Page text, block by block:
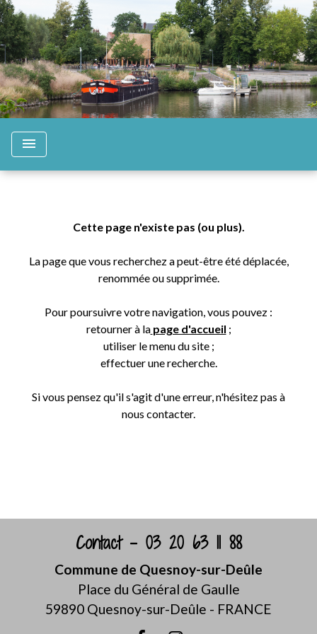
menu
Cette page n'existe pas (ou plus).
La page que vous recherchez a peut-être été déplacée,
renommée ou supprimée.
Pour poursuivre votre navigation, vous pouvez :
retourner à la page d'accueil ;
utiliser le menu du site ;
effectuer une recherche.
Si vous pensez qu'il s'agit d'une erreur, n'hésitez pas à
nous contacter.
Contact - 03 20 63 11 88
Commune de Quesnoy-sur-Deûle
Place du Général de Gaulle
59890 Quesnoy-sur-Deûle - FRANCE